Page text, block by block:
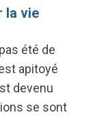
la vie
été de
apitoyé
devenu
se sont